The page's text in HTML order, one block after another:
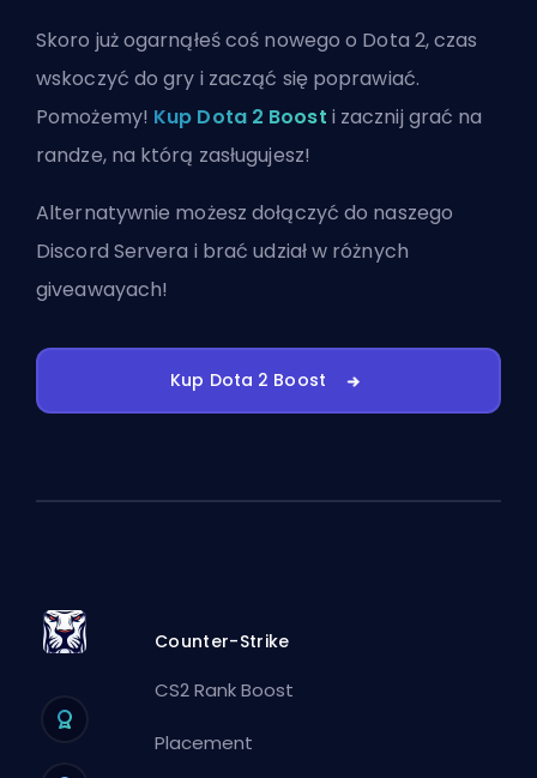
Skoro już ogarnąłeś coś nowego o Dota 2, czas
wskoczyć do gry i zacząć się poprawiać.
Pomożemy! Kup Dota 2 Boost i zacznij grać na
randze, na którą zasługujesz!
Alternatywnie możeszdołączyć do naszego
Discord Servera i brać udział w różnych
giveawayach!
Kup Dota 2 Boost
Counter-Strike
CS2 Rank Boost
Placement